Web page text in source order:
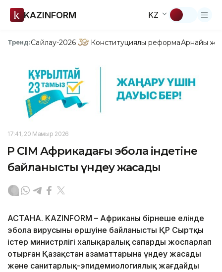
KAZINFORM KZ
Тренд:Сайлау-2026 Конституциялық реформаАрнайы
17:41, 20 Мамыр 2026
ҚР СІМ Африкадағы эбола індетіне
байланысты үндеу жасады
АСТАНА. KAZINFORM – Африканың бірнеше елінде
эбола вирусының өршуіне байланысты ҚР Сыртқы
істер министрлігі халықаралық сапарды жоспарлап
отырған Қазақстан азаматтарына үндеу жасады
және санитарлық-эпидемиологиялық жағдайды